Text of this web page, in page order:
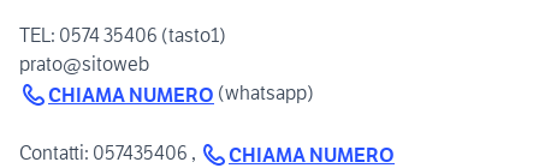
TEL: 0574 35406 (tasto1)
CHIAMA NUMERO (whatsapp)
Contatti: 057435406 ,
CHIAMA NUMERO